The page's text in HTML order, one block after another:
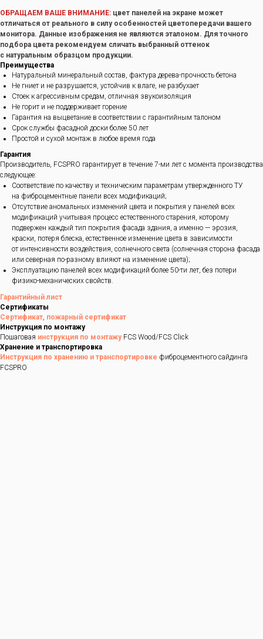
ОБРАЩАЕМ ВАШЕ ВНИМАНИЕ: цвет панелей на экране может
отличаться от реального в силу особенностей цветопередачи вашего
монитора. Данные изображения не являются эталоном. Для точного
подбора цвета рекомендуем сличать выбранный оттенок
с натуральным образцом продукции.
Преимущества
Натуральный минеральный состав, фактура дерева-прочность бетона
Не гниет и не разрушается, устойчив к влаге, не разбухает
Стоек к агрессивным средам, отличная звукоизоляция
Не горит и не поддерживает горение
Гарантия на выцветание в соответствии с гарантийным талоном
Срок службы фасадной доски более 50 лет
Простой и сухой монтаж в любое время года
Гарантия
Производитель, FCSPRO гарантирует в течение 7-ми лет с момента производства
следующее:
Соответствие по качеству и техническим параметрам утвержденного ТУ
на фиброцементные панели всех модификаций;
Отсутствие аномальных изменений цвета и покрытия у панелей всех
модификаций учитывая процесс естественного старения, которому
подвержен каждый тип покрытия фасада здания, а именно — эрозия,
краски, потеря блеска, естественное изменение цвета в зависимости
от интенсивности воздействия, солнечного света (солнечная сторона фасада
или северная по-разному влияют на изменение цвета);
Эксплуатацию панелей всех модификаций более 50-ти лет, без потери
физико-механических свойств.
Гарантийный лист
Сертификаты
Сертификат, пожарный сертификат
Инструкция по монтажу
Пошаговая инструкция по монтажуFCS Wood/FCS Click
Хранение и транспортировка
Инструкция по хранению и транспортировке фиброцементного сайдинга
FCSPRO